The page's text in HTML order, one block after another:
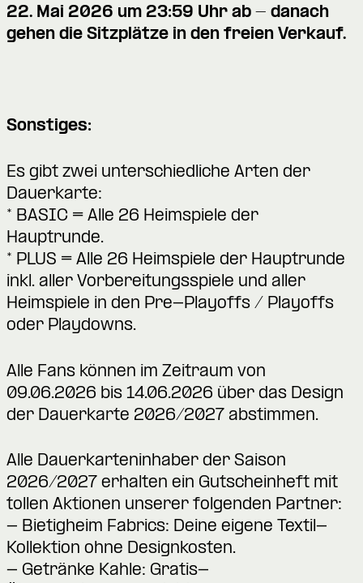
22. Mai 2026 um 23:59 Uhr ab - danach
gehen die Sitzplätze in den freien Verkauf.
Sonstiges:
Es gibt zwei unterschiedliche Arten der
Dauerkarte:
* BASIC = Alle 26 Heimspiele der
Hauptrunde.
* PLUS = Alle 26 Heimspiele der Hauptrunde
inkl. aller Vorbereitungsspiele und aller
Heimspiele in den Pre-Playoffs / Playoffs
oder Playdowns.
Alle Fans können im Zeitraum von
09.06.2026 bis 14.06.2026 über das Design
der Dauerkarte 2026/2027 abstimmen.
Alle Dauerkarteninhaber der Saison
2026/2027 erhalten ein Gutscheinheft mit
tollen Aktionen unserer folgenden Partner:
- Bietigheim Fabrics: Deine eigene Textil-
Kollektion ohne Designkosten.
- Getränke Kahle: Gratis-